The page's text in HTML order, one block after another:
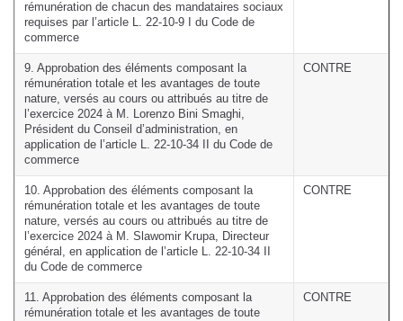
rémunération de chacun des mandataires sociaux
requises par l’article L. 22-10-9 I du Code de
commerce
9. Approbation des éléments composant la
rémunération totale et les avantages de toute
nature, versés au cours ou attribués au titre de
l’exercice 2024 à M. Lorenzo Bini Smaghi,
Président du Conseil d’administration, en
application de l’article L. 22-10-34 II du Code de
commerce
CONTRE
10. Approbation des éléments composant la
rémunération totale et les avantages de toute
nature, versés au cours ou attribués au titre de
l’exercice 2024 à M. Slawomir Krupa, Directeur
général, en application de l’article L. 22-10-34 II
du Code de commerce
CONTRE
11. Approbation des éléments composant la
rémunération totale et les avantages de toute
CONTRE